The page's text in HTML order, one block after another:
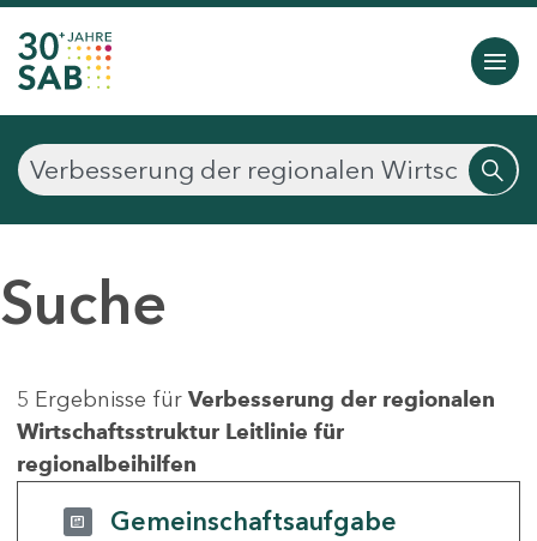
Suche
5 Ergebnisse für Verbesserung der regionalen
Wirtschaftsstruktur Leitlinie für
regionalbeihilfen
Gemeinschaftsaufgabe